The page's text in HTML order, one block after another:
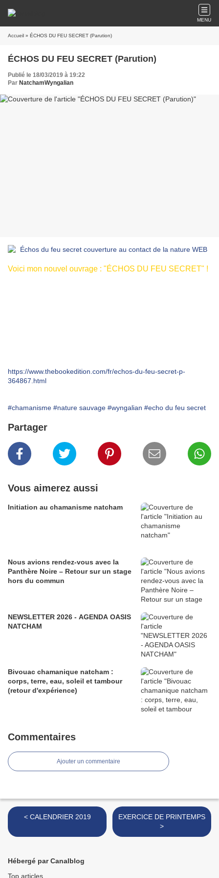
MENU
Accueil » ÉCHOS DU FEU SECRET (Parution)
ÉCHOS DU FEU SECRET (Parution)
Publié le 18/03/2019 à 19:22
Par NatchamWyngalian
Voici mon nouvel ouvrage : "ÉCHOS DU FEU SECRET" !
https://www.thebookedition.com/fr/echos-du-feu-secret-p-
364867.html
#chamanisme #nature sauvage #wyngalian #echo du feu secret
Partager
Vous aimerez aussi
Initiation au chamanisme natcham
Nous avions rendez-vous avec la
Panthère Noire – Retour sur un stage
hors du commun
NEWSLETTER 2026 - AGENDA OASIS
NATCHAM
Bivouac chamanique natcham :
corps, terre, eau, soleil et tambour
(retour d'expérience)
Commentaires
Ajouter un commentaire
< CALENDRIER 2019
EXERCICE DE PRINTEMPS
>
Hébergé par Canalblog
Top articles